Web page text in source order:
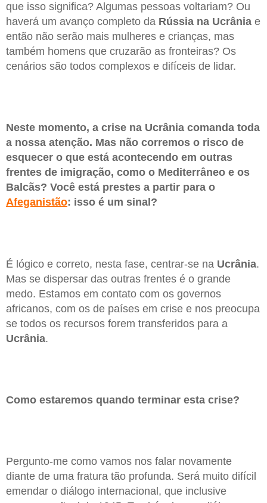
que isso significa? Algumas pessoas voltariam? Ou
haverá um avanço completo da Rússia na Ucrânia e
então não serão mais mulheres e crianças, mas
também homens que cruzarão as fronteiras? Os
cenários são todos complexos e difíceis de lidar.
Neste momento, a crise na Ucrânia comanda toda
a nossa atenção. Mas não corremos o risco de
esquecer o que está acontecendo em outras
frentes de imigração, como o Mediterrâneo e os
Balcãs? Você está prestes a partir para o
Afeganistão: isso é um sinal?
É lógico e correto, nesta fase, centrar-se na Ucrânia.
Mas se dispersar das outras frentes é o grande
medo. Estamos em contato com os governos
africanos, com os de países em crise e nos preocupa
se todos os recursos forem transferidos para a
Ucrânia.
Como estaremos quando terminar esta crise?
Pergunto-me como vamos nos falar novamente
diante de uma fratura tão profunda. Será muito difícil
emendar o diálogo internacional, que inclusive